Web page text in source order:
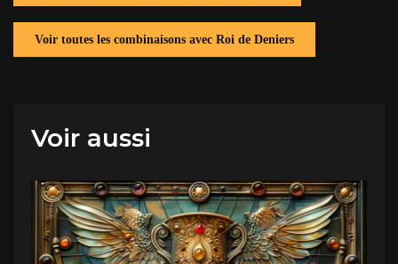
Voir toutes les combinaisons avec Roi de Deniers
Voir aussi